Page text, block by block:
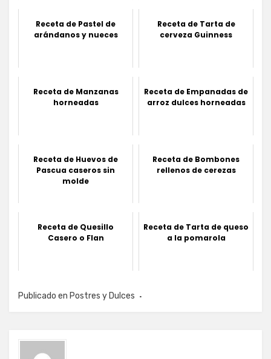
Receta de Pastel de
arándanos y nueces
Receta de Tarta de
cerveza Guinness
Receta de Manzanas
horneadas
Receta de Empanadas de
arroz dulces horneadas
Receta de Huevos de
Pascua caseros sin
molde
Receta de Bombones
rellenos de cerezas
Receta de Quesillo
Casero o Flan
Receta de Tarta de queso
a la pomarola
Publicado en Postres y Dulces